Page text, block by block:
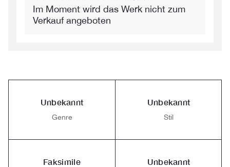
Im Moment wird das Werk nicht zum
Verkauf angeboten
Unbekannt
Genre
Unbekannt
Stil
Faksimile Unbekannt